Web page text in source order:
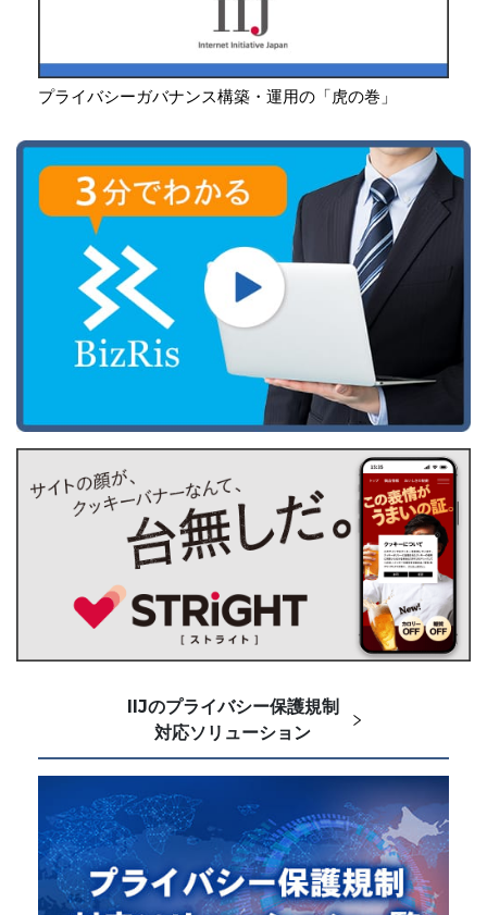
プライバシーガバナンス構築・運用の「虎の巻」
IIJのプライバシー保護規制
対応ソリューション